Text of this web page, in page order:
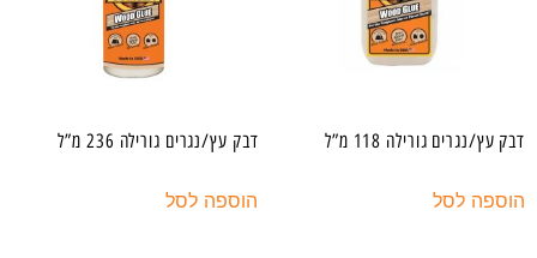
דבק עץ/נגרים גורילה 118 מ”ל
הוספה לסל
דבק עץ/נגרים גורילה 236 מ”ל
הוספה לסל